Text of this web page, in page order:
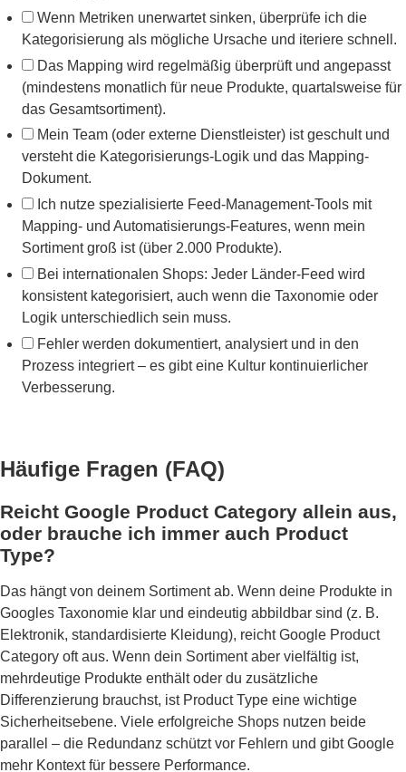
Wenn Metriken unerwartet sinken, überprüfe ich die
Kategorisierung als mögliche Ursache und iteriere schnell.
Das Mapping wird regelmäßig überprüft und angepasst
(mindestens monatlich für neue Produkte, quartalsweise für
das Gesamtsortiment).
Mein Team (oder externe Dienstleister) ist geschult und
versteht die Kategorisierungs-Logik und das Mapping-
Dokument.
Ich nutze spezialisierte Feed-Management-Tools mit
Mapping- und Automatisierungs-Features, wenn mein
Sortiment groß ist (über 2.000 Produkte).
Bei internationalen Shops: Jeder Länder-Feed wird
konsistent kategorisiert, auch wenn die Taxonomie oder
Logik unterschiedlich sein muss.
Fehler werden dokumentiert, analysiert und in den
Prozess integriert – es gibt eine Kultur kontinuierlicher
Verbesserung.
Häufige Fragen (FAQ)
Reicht Google Product Category allein aus,
oder brauche ich immer auch Product
Type?
Das hängt von deinem Sortiment ab. Wenn deine Produkte in
Googles Taxonomie klar und eindeutig abbildbar sind (z. B.
Elektronik, standardisierte Kleidung), reicht Google Product
Category oft aus. Wenn dein Sortiment aber vielfältig ist,
mehrdeutige Produkte enthält oder du zusätzliche
Differenzierung brauchst, ist Product Type eine wichtige
Sicherheitsebene. Viele erfolgreiche Shops nutzen beide
parallel – die Redundanz schützt vor Fehlern und gibt Google
mehr Kontext für bessere Performance.